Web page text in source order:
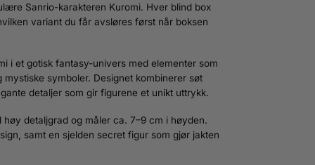
Sanrio-karakteren Kuromi. Hver blind box
variant du får avsløres først når boksen
i et gotisk fantasy-univers med elementer som
symboler. Designet kombinerer søt
detaljer som gir figurene et unikt uttrykk.
høy detaljgrad og måler ca. 7–9 cm i høyden.
samt en sjelden secret figur som gjør jakten